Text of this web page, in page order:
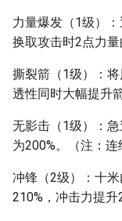
力量爆发（1级）
换取攻击时2点力量
撕裂箭（1级）：
透性同时大幅提升
无影击（1级）：
为200%。（注：连
冲锋（2级）：十
210%，冲击力提升